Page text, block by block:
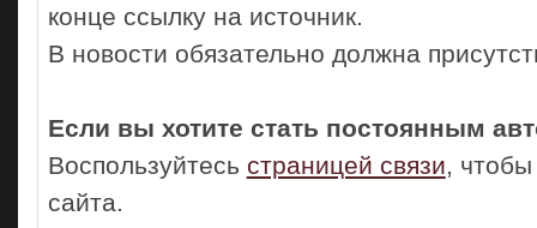
конце ссылку на источник.
В новости обязательно должна
Если вы хотите стать постоянным
Воспользуйтесь страницей связи, чтобы
сайта.